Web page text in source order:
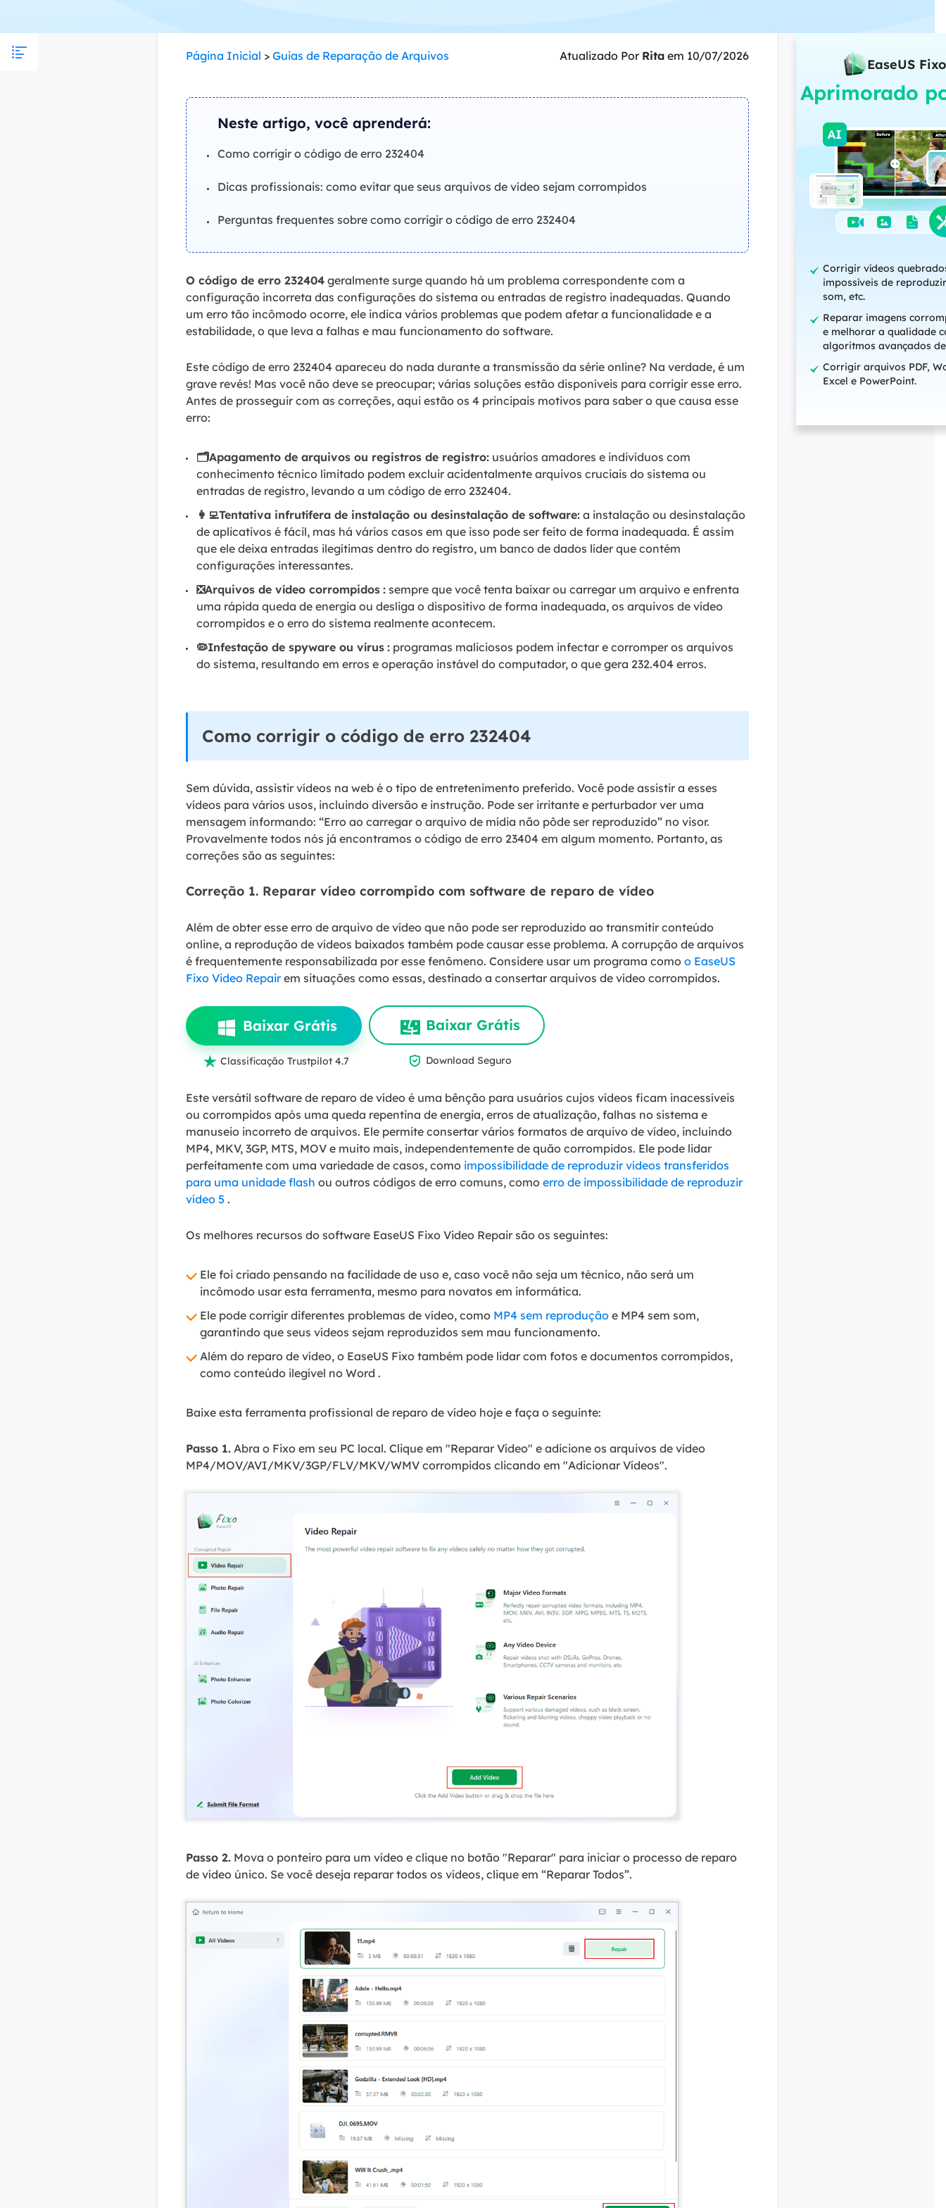
Partition Recovery
MS SQL Recovery
Recuperação de Cartão SD
Recuperação de Pen Drive
System Deploy
Alterar voz em tempo real
Remover vocais online grátis
EaseUS Fixo
Aprimorado
Corrigir vídeos
impossíveis de
som, etc.
Reparar imagens
e melhorar a qualidade
algoritmos avançados
Corrigir arquivos PDF,
Excel e PowerPoint.
Página Inicial > Guias de Reparação de Arquivos Atualizado Por Rita em 10/07/2026
Neste artigo, você aprenderá:
Como corrigir o código de erro 232404
Dicas profissionais: como evitar que seus arquivos de vídeo sejam corrompidos
Perguntas frequentes sobre como corrigir o código de erro 232404
O código de erro 232404 geralmente surge quando há um problema correspondente com a
configuração incorreta das configurações do sistema ou entradas de registro inadequadas. Quando
um erro tão incômodo ocorre, ele indica vários problemas que podem afetar a funcionalidade e a
estabilidade, o que leva a falhas e mau funcionamento do software.
Este código de erro 232404 apareceu do nada durante a transmissão da série online? Na verdade, é um
grave revés! Mas você não deve se preocupar; várias soluções estão disponíveis para corrigir esse erro.
Antes de prosseguir com as correções, aqui estão os 4 principais motivos para saber o que causa esse
erro:
🗂️Apagamento de arquivos ou registros de registro: usuários amadores e indivíduos com
conhecimento técnico limitado podem excluir acidentalmente arquivos cruciais do sistema ou
entradas de registro, levando a um código de erro 232404.
👩‍💻Tentativa infrutífera de instalação ou desinstalação de software: a instalação ou desinstalação
de aplicativos é fácil, mas há vários casos em que isso pode ser feito de forma inadequada. É assim
que ele deixa entradas ilegítimas dentro do registro, um banco de dados líder que contém
configurações interessantes.
❎Arquivos de vídeo corrompidos : sempre que você tenta baixar ou carregar um arquivo e enfrenta
uma rápida queda de energia ou desliga o dispositivo de forma inadequada, os arquivos de vídeo
corrompidos e o erro do sistema realmente acontecem.
🦠Infestação de spyware ou vírus : programas maliciosos podem infectar e corromper os arquivos
do sistema, resultando em erros e operação instável do computador, o que gera 232.404 erros.
Como corrigir o código de erro 232404
Sem dúvida, assistir vídeos na web é o tipo de entretenimento preferido. Você pode assistir a esses
vídeos para vários usos, incluindo diversão e instrução. Pode ser irritante e perturbador ver uma
mensagem informando: “Erro ao carregar o arquivo de mídia não pôde ser reproduzido” no visor.
Provavelmente todos nós já encontramos o código de erro 23404 em algum momento. Portanto, as
correções são as seguintes:
Correção 1. Reparar vídeo corrompido com software de reparo de vídeo
Além de obter esse erro de arquivo de vídeo que não pode ser reproduzido ao transmitir conteúdo
online, a reprodução de vídeos baixados também pode causar esse problema. A corrupção de arquivos
é frequentemente responsabilizada por esse fenômeno. Considere usar um programa como o EaseUS
Fixo Video Repairem situações como essas, destinado a consertar arquivos de vídeo corrompidos.
Baixar Grátis
 Classificação Trustpilot 4.7
Baixar Grátis
 Download Seguro
Este versátil software de reparo de vídeo é uma bênção para usuários cujos vídeos ficam inacessíveis
ou corrompidos após uma queda repentina de energia, erros de atualização, falhas no sistema e
manuseio incorreto de arquivos. Ele permite consertar vários formatos de arquivo de vídeo, incluindo
MP4, MKV, 3GP, MTS, MOV e muito mais, independentemente de quão corrompidos. Ele pode lidar
perfeitamente com uma variedade de casos, como impossibilidade de reproduzir vídeos transferidos
para uma unidade flash ou outros códigos de erro comuns, como erro de impossibilidade de reproduzir
vídeo 5 .
Os melhores recursos do software EaseUS Fixo Video Repair são os seguintes:
Ele foi criado pensando na facilidade de uso e, caso você não seja um técnico, não será um
incômodo usar esta ferramenta, mesmo para novatos em informática.
Ele pode corrigir diferentes problemas de vídeo, como MP4 sem reprodução e MP4 sem som,
garantindo que seus vídeos sejam reproduzidos sem mau funcionamento.
Além do reparo de vídeo, o EaseUS Fixo também pode lidar com fotos e documentos corrompidos,
como conteúdo ilegível no Word .
Baixe esta ferramenta profissional de reparo de vídeo hoje e faça o seguinte:
Passo 1. Abra o Fixo em seu PC local. Clique em "Reparar Vídeo" e adicione os arquivos de vídeo
MP4/MOV/AVI/MKV/3GP/FLV/MKV/WMV corrompidos clicando em "Adicionar Vídeos".
Passo 2. Mova o ponteiro para um vídeo e clique no botão "Reparar" para iniciar o processo de reparo
de vídeo único. Se você deseja reparar todos os vídeos, clique em “Reparar Todos”.